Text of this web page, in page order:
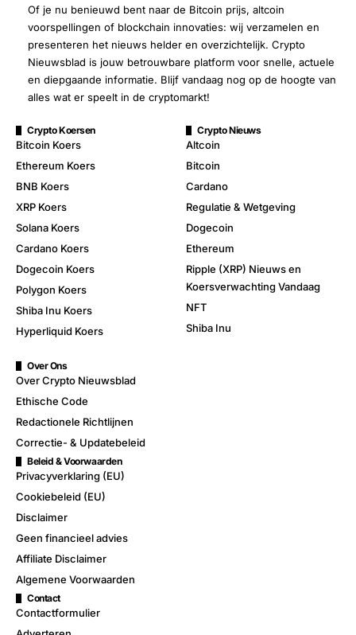
Of je nu benieuwd bent naar de Bitcoin prijs, altcoin
voorspellingen of blockchain innovaties: wij verzamelen en
presenteren het nieuws helder en overzichtelijk. Crypto
Nieuwsblad is jouw betrouwbare platform voor snelle, actuele
en diepgaande informatie. Blijf vandaag nog op de hoogte van
alles wat er speelt in de cryptomarkt!
Crypto Koersen
Bitcoin Koers
Ethereum Koers
BNB Koers
XRP Koers
Solana Koers
Cardano Koers
Dogecoin Koers
Polygon Koers
Shiba Inu Koers
Hyperliquid Koers
Crypto Nieuws
Altcoin
Bitcoin
Cardano
Regulatie & Wetgeving
Dogecoin
Ethereum
Ripple (XRP) Nieuws en
Koersverwachting Vandaag
NFT
Shiba Inu
Over Ons
Over Crypto Nieuwsblad
Ethische Code
Redactionele Richtlijnen
Correctie- & Updatebeleid
Beleid & Voorwaarden
Privacyverklaring (EU)
Cookiebeleid (EU)
Disclaimer
Geen financieel advies
Affiliate Disclaimer
Algemene Voorwaarden
Contact
Contactformulier